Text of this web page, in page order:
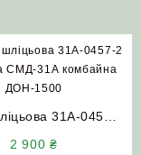
31А-0457-2
2 900₴